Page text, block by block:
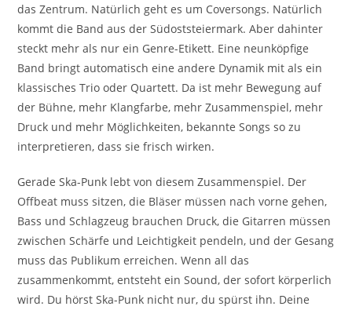
das Zentrum. Natürlich geht es um Coversongs. Natürlich
kommt die Band aus der Südoststeiermark. Aber dahinter
steckt mehr als nur ein Genre-Etikett. Eine neunköpfige
Band bringt automatisch eine andere Dynamik mit als ein
klassisches Trio oder Quartett. Da ist mehr Bewegung auf
der Bühne, mehr Klangfarbe, mehr Zusammenspiel, mehr
Druck und mehr Möglichkeiten, bekannte Songs so zu
interpretieren, dass sie frisch wirken.
Gerade Ska-Punk lebt von diesem Zusammenspiel. Der
Offbeat muss sitzen, die Bläser müssen nach vorne gehen,
Bass und Schlagzeug brauchen Druck, die Gitarren müssen
zwischen Schärfe und Leichtigkeit pendeln, und der Gesang
muss das Publikum erreichen. Wenn all das
zusammenkommt, entsteht ein Sound, der sofort körperlich
wird. Du hörst Ska-Punk nicht nur, du spürst ihn. Deine